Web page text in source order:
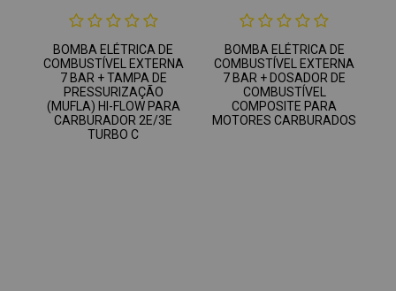
BOMBA ELÉTRICA DE
COMBUSTÍVEL EXTERNA
7 BAR + TAMPA DE
PRESSURIZAÇÃO
(MUFLA) HI-FLOW PARA
CARBURADOR 2E/3E
TURBO C
BOMBA ELÉTRICA DE
COMBUSTÍVEL EXTERNA
7 BAR + DOSADOR DE
COMBUSTÍVEL
COMPOSITE PARA
MOTORES CARBURADOS